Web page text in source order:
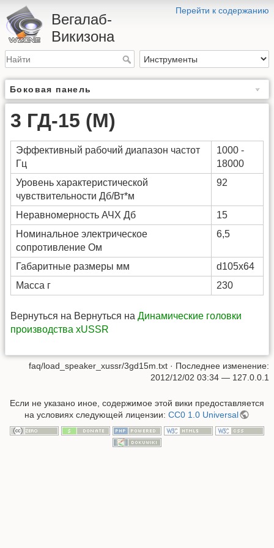
Перейти к содержанию
Вегалаб-
Викизона
Боковая панель
3 ГД-15 (М)
Эффективный рабочий диапазон частот
Гц
1000 -
18000
Уровень характеристической
чувствительности Дб/Вт*м
92
Неравномерность АЧХ Дб
15
Номинальное электрическое
сопротивление Ом
6,5
Габаритные размеры мм
d105х64
Масса г
230
Вернуться на Вернуться на Динамические головки
производства xUSSR
faq/load_speaker_xussr/3gd15m.txt · Последнее изменение:
2012/12/02 03:34 — 127.0.0.1
Если не указано иное, содержимое этой вики предоставляется
на условиях следующей лицензии: CC0 1.0 Universal